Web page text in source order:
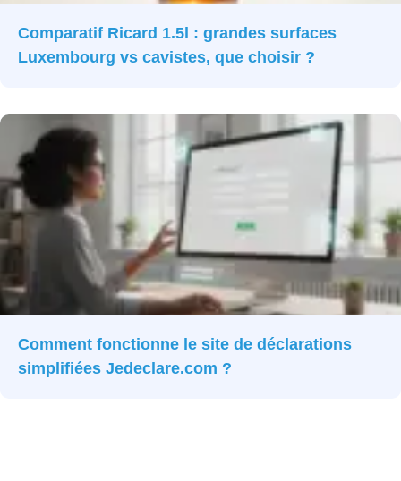
Comparatif Ricard 1.5l : grandes surfaces
Luxembourg vs cavistes, que choisir ?
Comment fonctionne le site de déclarations
simplifiées Jedeclare.com ?